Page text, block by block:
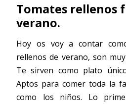
Tomates rellenos
verano.
Hoy os voy a contar
rellenos de verano, son
Te sirven como plato
Aptos para comer toda la
como los niños. Lo